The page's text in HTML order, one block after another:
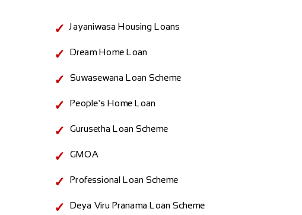
Jayaniwasa Housing Loans
Dream Home Loan
Suwasewana Loan Scheme
People’s Home Loan
Gurusetha Loan Scheme
GMOA
Professional Loan Scheme
Deya Viru Pranama Loan Scheme